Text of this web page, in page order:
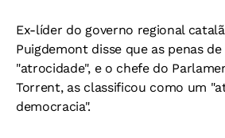
Ex-líder do governo regional
Puigdemont disse que as penas
"atrocidade", e o chefe do
Torrent, as classificou como um
democracia".